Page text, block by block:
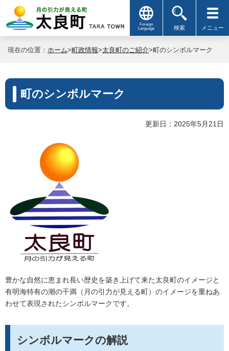
Foreign
Language
検索 メニュー
現在の位置： ホーム>町政情報>太良町のご紹介>町のシンボルマーク
町のシンボルマーク
更新日：2025年5月21日
豊かな自然に恵まれ長い歴史を築き上げて来た太良町のイメージと
有明海特有の潮の干満（月の引力が見える町）のイメージを重ねあ
わせて表現されたシンボルマークです。
シンボルマークの解説